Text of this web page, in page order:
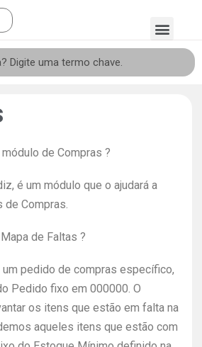
de Compras ?
é um módulo que o ajudará a
Compras.
de Faltas ?
um pedido de compras específico,
Pedido fixo em 000000. O
os itens que estão em falta na
aqueles itens que estão com